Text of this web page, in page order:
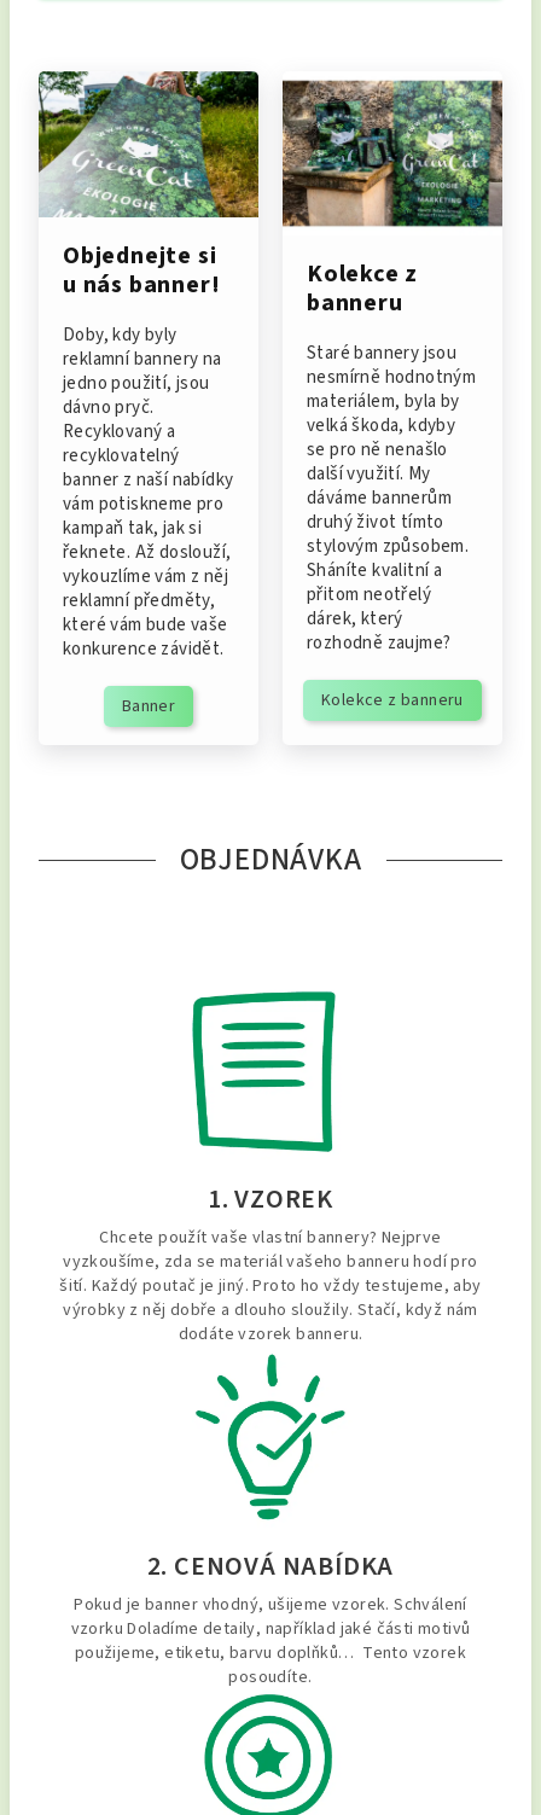
Objednejte si
u nás banner!
Doby, kdy byly
reklamní bannery na
jedno použití, jsou
dávno pryč.
Recyklovaný a
recyklovatelný
banner z naší nabídky
vám potiskneme pro
kampaň tak, jak si
řeknete. Až doslouží,
vykouzlíme vám z něj
reklamní předměty,
které vám bude vaše
konkurence závidět.
Banner
Kolekce z
banneru
Staré bannery jsou
nesmírně hodnotným
materiálem, byla by
velká škoda, kdyby
se pro ně nenašlo
další využití. My
dáváme bannerům
druhý život tímto
stylovým způsobem.
Sháníte kvalitní a
přitom neotřelý
dárek, který
rozhodně zaujme?
Kolekce z banneru
OBJEDNÁVKA
1. VZOREK
Chcete použít vaše vlastní bannery? Nejprve
vyzkoušíme, zda se materiál vašeho banneru hodí pro
šití. Každý poutač je jiný. Proto ho vždy testujeme, aby
výrobky z něj dobře a dlouho sloužily. Stačí, když nám
dodáte vzorek banneru.
2. CENOVÁ NABÍDKA
Pokud je banner vhodný, ušijeme vzorek. Schválení
vzorku Doladíme detaily, například jaké části motivů
použijeme, etiketu, barvu doplňků… Tento vzorek
posoudíte.